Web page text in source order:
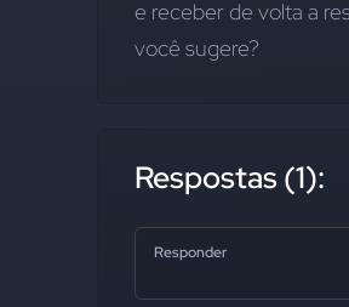
e receber de volta a
você sugere?
Respostas (1):
Responder